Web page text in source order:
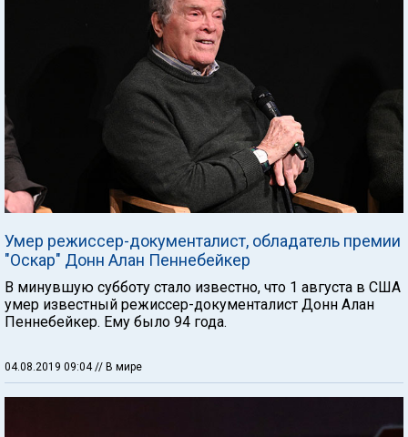
Умер режиссер-документалист, обладатель премии
"Оскар" Донн Алан Пеннебейкер
В минувшую субботу стало известно, что 1 августа в США
умер известный режиссер-документалист Донн Алан
Пеннебейкер. Ему было 94 года.
04.08.2019 09:04 // В мире